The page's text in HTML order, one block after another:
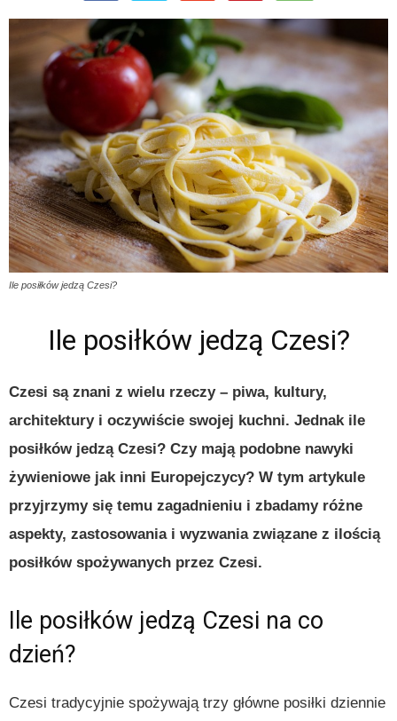
Ile posiłków jedzą Czesi?
Ile posiłków jedzą Czesi?
Czesi są znani z wielu rzeczy – piwa, kultury,
architektury i oczywiście swojej kuchni. Jednak ile
posiłków jedzą Czesi? Czy mają podobne nawyki
żywieniowe jak inni Europejczycy? W tym artykule
przyjrzymy się temu zagadnieniu i zbadamy różne
aspekty, zastosowania i wyzwania związane z ilością
posiłków spożywanych przez Czesi.
Ile posiłków jedzą Czesi na co
dzień?
Czesi tradycyjnie spożywają trzy główne posiłki dziennie